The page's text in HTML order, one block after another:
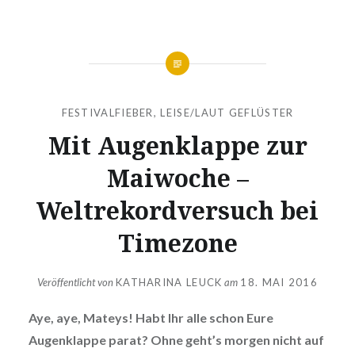
FESTIVALFIEBER,LEISE/LAUT GEFLÜSTER
Mit Augenklappe zur
Maiwoche –
Weltrekordversuch bei
Timezone
Veröffentlicht vonKATHARINA LEUCK am 18. MAI 2016
Aye, aye, Mateys! Habt Ihr alle schon Eure
Augenklappe parat? Ohne geht’s morgen nicht auf